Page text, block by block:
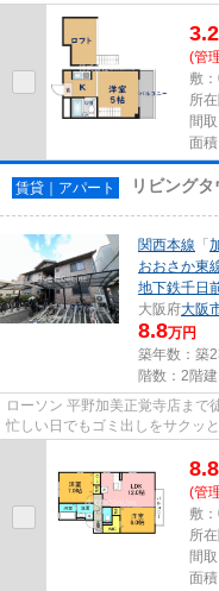
したい方にもおすすめです♪...
3.2
(管
敷
所
間
面
賃貸｜アパート リビング
関西本線 「
おおさか東
地下鉄千日
大阪府大阪
8.8万円
築年数：築
階数：2階建
ローソン 平野加美正覚寺店まで
忙しい日でもゴミ出しをサクッ
ております。自走式駐車場が...
8.8
(管
敷
所
間
面